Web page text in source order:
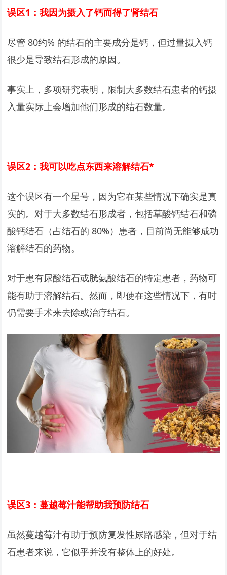
误区1：我因为摄入了钙而得了肾结石
尽管 80约% 的结石的主要成分是钙，但过量摄入钙
很少是导致结石形成的原因。
事实上，多项研究表明，限制大多数结石患者的钙摄
入量实际上会增加他们形成的结石数量。
误区2：我可以吃点东西来溶解结石*
这个误区有一个星号，因为它在某些情况下确实是真
实的。对于大多数结石形成者，包括草酸钙结石和磷
酸钙结石（占结石的 80%）患者，目前尚无能够成功
溶解结石的药物。
对于患有尿酸结石或胱氨酸结石的特定患者，药物可
能有助于溶解结石。然而，即使在这些情况下，有时
仍需要手术来去除或治疗结石。
误区3：蔓越莓汁能帮助我预防结石
虽然蔓越莓汁有助于预防复发性尿路感染，但对于结
石患者来说，它似乎并没有整体上的好处。